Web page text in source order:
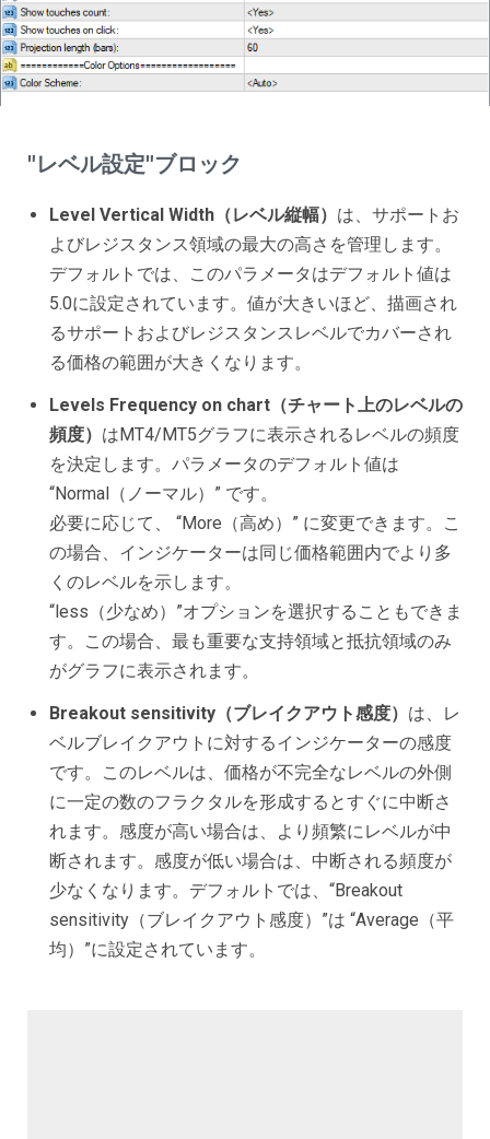
"レベル設定"ブロック
Level Vertical Width（レベル縦幅） は、サポートお
よびレジスタンス領域の最大の高さを管理します。
デフォルトでは、このパラメータはデフォルト値は
5.0に設定されています。値が大きいほど、描画され
るサポートおよびレジスタンスレベルでカバーされ
る価格の範囲が大きくなります。
Levels Frequency on chart（チャート上のレベルの
頻度） はMT4/MT5グラフに表示されるレベルの頻度
を決定します。パラメータのデフォルト値は
“Normal（ノーマル）” です。
必要に応じて、 “More（高め）” に変更できます。こ
の場合、インジケーターは同じ価格範囲内でより多
くのレベルを示します。
“less（少なめ）”オプションを選択することもできま
す。この場合、最も重要な支持領域と抵抗領域のみ
がグラフに表示されます。
Breakout sensitivity（ブレイクアウト感度） は、レ
ベルブレイクアウトに対するインジケーターの感度
です。このレベルは、価格が不完全なレベルの外側
に一定の数のフラクタルを形成するとすぐに中断さ
れます。感度が高い場合は、より頻繁にレベルが中
断されます。感度が低い場合は、中断される頻度が
少なくなります。デフォルトでは、“Breakout
sensitivity（ブレイクアウト感度）”は “Average（平
均）”に設定されています。